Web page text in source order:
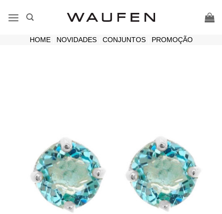
HOME| NOVIDADES| CONJUNTOS| PROMOÇÃO